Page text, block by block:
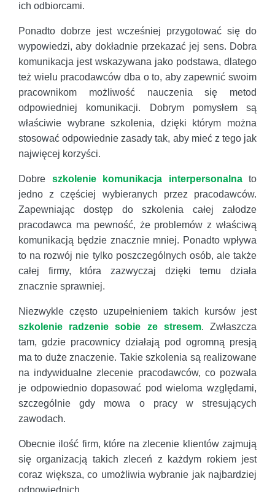
ich odbiorcami.
Ponadto dobrze jest wcześniej przygotować się do
wypowiedzi, aby dokładnie przekazać jej sens. Dobra
komunikacja jest wskazywana jako podstawa, dlatego
też wielu pracodawców dba o to, aby zapewnić swoim
pracownikom możliwość nauczenia się metod
odpowiedniej komunikacji. Dobrym pomysłem są
właściwie wybrane szkolenia, dzięki którym można
stosować odpowiednie zasady tak, aby mieć z tego jak
najwięcej korzyści.
Dobre szkolenie komunikacja interpersonalnato
jedno z częściej wybieranych przez pracodawców.
Zapewniając dostęp do szkolenia całej załodze
pracodawca ma pewność, że problemów z właściwą
komunikacją będzie znacznie mniej. Ponadto wpływa
to na rozwój nie tylko poszczególnych osób, ale także
całej firmy, która zazwyczaj dzięki temu działa
znacznie sprawniej.
Niezwykle często uzupełnieniem takich kursów jest
szkolenie radzenie sobie ze stresem. Zwłaszcza
tam, gdzie pracownicy działają pod ogromną presją
ma to duże znaczenie. Takie szkolenia są realizowane
na indywidualne zlecenie pracodawców, co pozwala
je odpowiednio dopasować pod wieloma względami,
szczególnie gdy mowa o pracy w stresujących
zawodach.
Obecnie ilość firm, które na zlecenie klientów zajmują
się organizacją takich zleceń z każdym rokiem jest
coraz większa, co umożliwia wybranie jak najbardziej